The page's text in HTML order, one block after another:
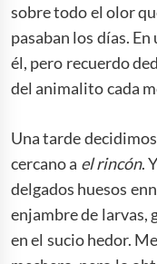
sobre todo el olor
pasaban los días.
él, pero recuerdo
del animalito cada
Una tarde
cercano a el rincón.
delgados huesos
enjambre de larvas,
en el sucio hedor.